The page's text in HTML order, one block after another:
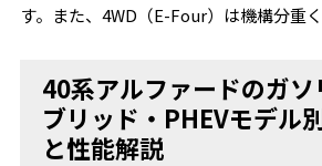
す。また、4WD（E-Four）は機構分重
40系アルファードのガソ
ブリッド・PHEVモデル
と性能解説